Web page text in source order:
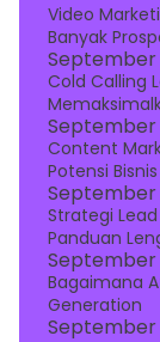
Video
Banyak
September
Cold Calling
September
Content
Potensi Bisnis
September
Strategi
Panduan
September
Bagaimana
Generation
September